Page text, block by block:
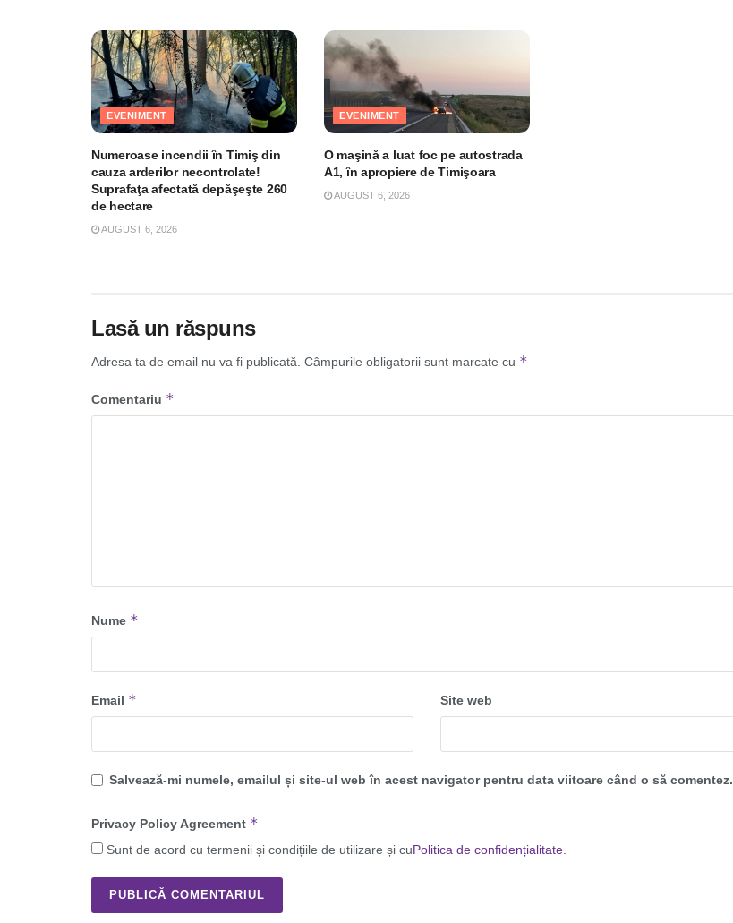
EVENIMENT
Numeroase incendii în Timiş din
cauza arderilor necontrolate!
Suprafaţa afectată depăşeşte 260
de hectare
AUGUST 6, 2026
EVENIMENT
O maşină a luat foc pe autostrada
A1, în apropiere de Timişoara
AUGUST 6, 2026
Lasă un răspuns
Adresa ta de email nu va fi publicată. Câmpurile obligatorii sunt marcate cu *
Comentariu *
Nume *
Email * Site web
Salvează-mi numele, emailul și site-ul web în acest navigator pentru data viitoare când o să comentez.
Privacy Policy Agreement *
Sunt de acord cu termenii și condițiile de utilizare și cuPolitica de confidențialitate